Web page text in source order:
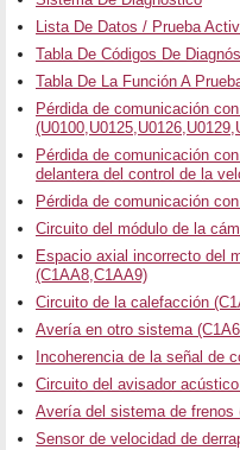
Lista De Datos / Prueba
Tabla De Códigos De
Tabla De La Función A
Pérdida de comunicación
Pérdida de comunicación
delantera del control de la
Pérdida de comunicación
Circuito del módulo de la
Espacio axial incorrecto del
(C1AA8,C1AA9)
Circuito de la calefacción
Avería en otro sistema
Incoherencia de la señal de
Circuito del avisador
Avería del sistema de frenos
Sensor de velocidad de